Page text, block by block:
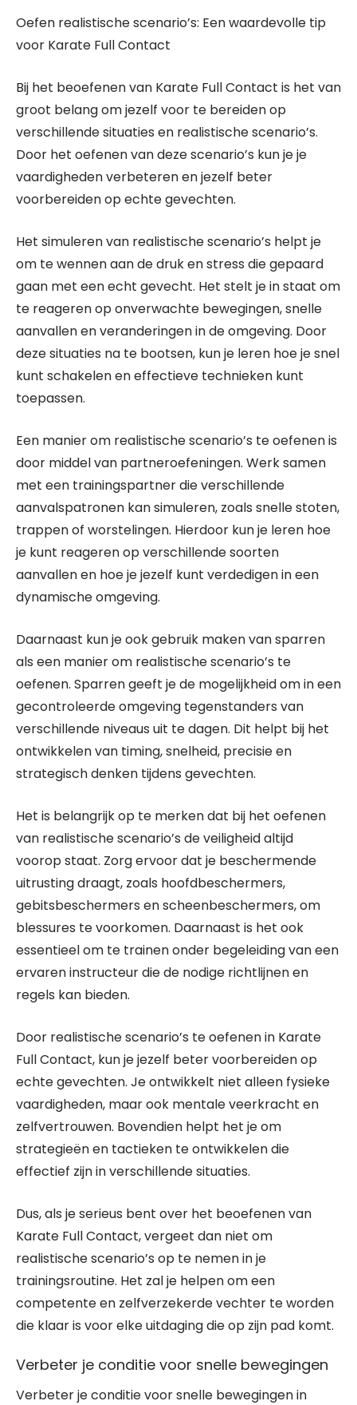
Oefen realistische scenario’s: Een waardevolle tip
voor Karate Full Contact
Bij het beoefenen van Karate Full Contact is het van
groot belang om jezelf voor te bereiden op
verschillende situaties en realistische scenario’s.
Door het oefenen van deze scenario’s kun je je
vaardigheden verbeteren en jezelf beter
voorbereiden op echte gevechten.
Het simuleren van realistische scenario’s helpt je
om te wennen aan de druk en stress die gepaard
gaan met een echt gevecht. Het stelt je in staat om
te reageren op onverwachte bewegingen, snelle
aanvallen en veranderingen in de omgeving. Door
deze situaties na te bootsen, kun je leren hoe je snel
kunt schakelen en effectieve technieken kunt
toepassen.
Een manier om realistische scenario’s te oefenen is
door middel van partneroefeningen. Werk samen
met een trainingspartner die verschillende
aanvalspatronen kan simuleren, zoals snelle stoten,
trappen of worstelingen. Hierdoor kun je leren hoe
je kunt reageren op verschillende soorten
aanvallen en hoe je jezelf kunt verdedigen in een
dynamische omgeving.
Daarnaast kun je ook gebruik maken van sparren
als een manier om realistische scenario’s te
oefenen. Sparren geeft je de mogelijkheid om in een
gecontroleerde omgeving tegenstanders van
verschillende niveaus uit te dagen. Dit helpt bij het
ontwikkelen van timing, snelheid, precisie en
strategisch denken tijdens gevechten.
Het is belangrijk op te merken dat bij het oefenen
van realistische scenario’s de veiligheid altijd
voorop staat. Zorg ervoor dat je beschermende
uitrusting draagt, zoals hoofdbeschermers,
gebitsbeschermers en scheenbeschermers, om
blessures te voorkomen. Daarnaast is het ook
essentieel om te trainen onder begeleiding van een
ervaren instructeur die de nodige richtlijnen en
regels kan bieden.
Door realistische scenario’s te oefenen in Karate
Full Contact, kun je jezelf beter voorbereiden op
echte gevechten. Je ontwikkelt niet alleen fysieke
vaardigheden, maar ook mentale veerkracht en
zelfvertrouwen. Bovendien helpt het je om
strategieën en tactieken te ontwikkelen die
effectief zijn in verschillende situaties.
Dus, als je serieus bent over het beoefenen van
Karate Full Contact, vergeet dan niet om
realistische scenario’s op te nemen in je
trainingsroutine. Het zal je helpen om een
competente en zelfverzekerde vechter te worden
die klaar is voor elke uitdaging die op zijn pad komt.
Verbeter je conditie voor snelle bewegingen
Verbeter je conditie voor snelle bewegingen in